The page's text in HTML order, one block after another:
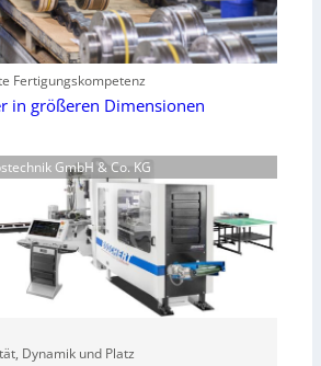
Fertigungskompetenz
in größeren Dimensionen
GmbH & Co. KG
Dynamik und Platz